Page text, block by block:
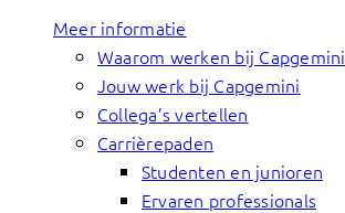
Meer informatie
Waarom werken bij Capgemini
Jouw werk bij Capgemini
Collega’s vertellen
Carrièrepaden
Studenten en junioren
Ervaren professionals